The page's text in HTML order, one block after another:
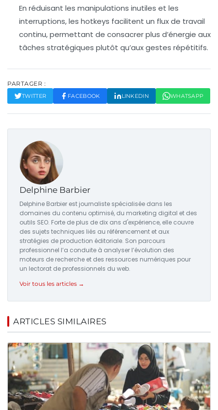
En réduisant les manipulations inutiles et les
interruptions, les hotkeys facilitent un flux de travail
continu, permettant de consacrer plus d’énergie aux
tâches stratégiques plutôt qu’aux gestes répétitifs.
PARTAGER :
TWITTER FACEBOOK LINKEDIN WHATSAPP
Delphine Barbier
Delphine Barbier est journaliste spécialisée dans les
domaines du contenu optimisé, du marketing digital et des
outils SEO. Forte de plus de dix ans d'expérience, elle couvre
des sujets techniques liés au référencement et aux
stratégies de production éditoriale. Son parcours
professionnel l’a conduite à analyser l’évolution des
moteurs de recherche et des ressources numériques pour
un lectorat de professionnels du web.
Voir tous les articles →
ARTICLES SIMILAIRES